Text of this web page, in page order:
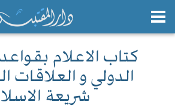
كتاب الاعلام
الدولي و العلاقات
شريعة